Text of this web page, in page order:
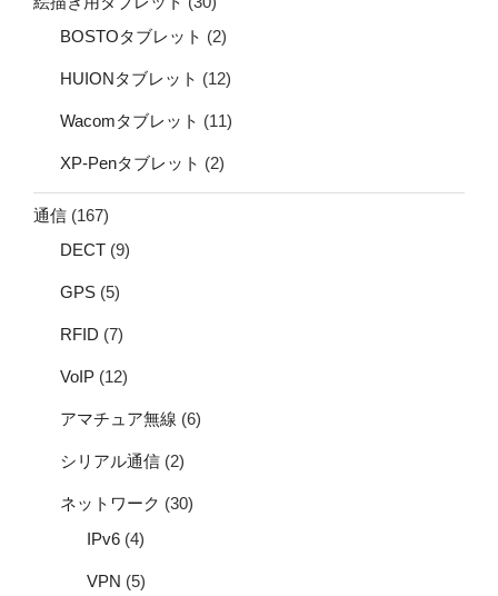
BOSTOタブレット (2)
HUIONタブレット (12)
Wacomタブレット (11)
XP-Penタブレット (2)
通信 (167)
DECT (9)
GPS (5)
RFID (7)
VoIP (12)
アマチュア無線 (6)
シリアル通信 (2)
ネットワーク (30)
IPv6 (4)
VPN (5)